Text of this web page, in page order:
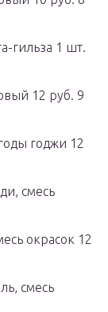
гильза 1 шт.
12 руб. 9
годжи 12
смесь
окрасок 12
смесь